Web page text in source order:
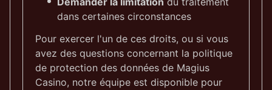
dans certaines circonstances
Pour exercer l'un de ces droits, ou si vous
avez des questions concernant la politique
de protection des données de Magius
Casino, notre équipe est disponible pour